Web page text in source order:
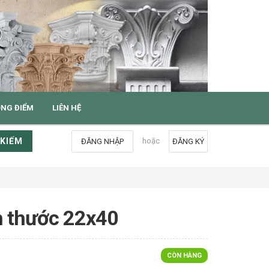
ĐIỂM LIÊN HỆ
ĐĂNG KÝ
hoặc
ĐĂNG NHẬP
thước 22x40
CÒN HÀNG